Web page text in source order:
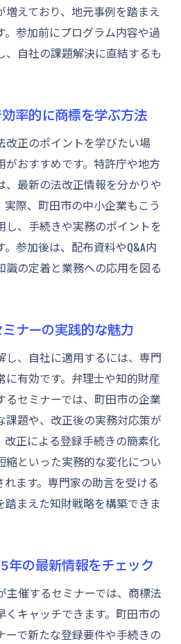
えており、地元事例を踏まえ
。参加前にプログラム内容や過
自社の課題解決に直結するも
率的に商標を学ぶ方法
改正のポイントを学びたい場
おすすめです。特許庁や地方
、最新の法改正情報を分かりや
際、町田市の中小企業もこう
し、手続きや実務のポイントを
参加後は、配布資料やQ&A内
の定着と業務への応用を図る
ナーの実践的な魅力
し、自社に適用するには、専門
有効です。弁理士や知的財産
るセミナーでは、町田市の企業
課題や、改正後の実務対応策が
正による登録手続きの簡素化
縮といった実務的な変化につい
ます。専門家の助言を受ける
踏まえた知財戦略を構築できま
年の最新情報をチェック
主催するセミナーでは、商標法
くキャッチできます。町田市の
で新たな登録要件や手続きの